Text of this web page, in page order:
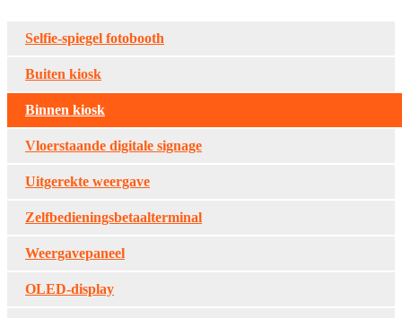
Selfie-spiegel fotobooth
Buiten kiosk
Binnen kiosk
Vloerstaande digitale signage
Uitgerekte weergave
Zelfbedieningsbetaalterminal
Weergavepaneel
OLED-display